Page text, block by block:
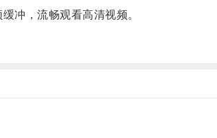
冲，流畅观看高清视频。